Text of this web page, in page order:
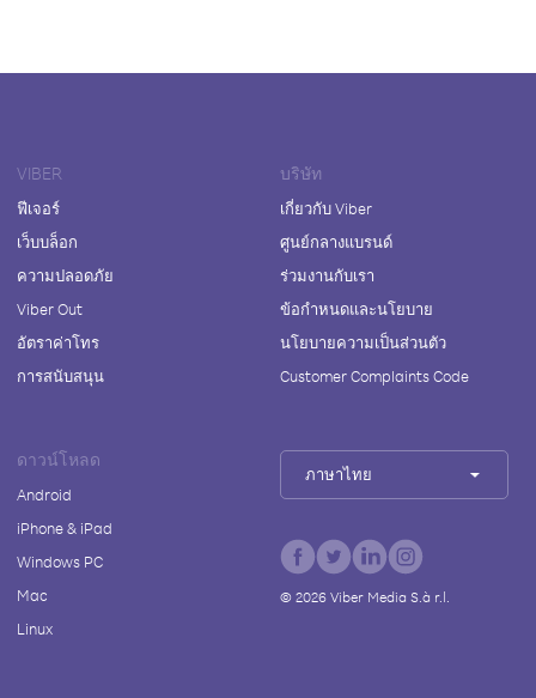
VIBER
ฟีเจอร์
เว็บบล็อก
ความปลอดภัย
Viber Out
อัตราค่าโทร
การสนับสนุน
บริษัท
เกี่ยวกับ Viber
ศูนย์กลางแบรนด์
ร่วมงานกับเรา
ข้อกำหนดและนโยบาย
นโยบายความเป็นส่วนตัว
Customer Complaints Code
ดาวน์โหลด
Android
iPhone & iPad
Windows PC
Mac
Linux
ภาษาไทย
© 2026Viber Media S.à r.l.